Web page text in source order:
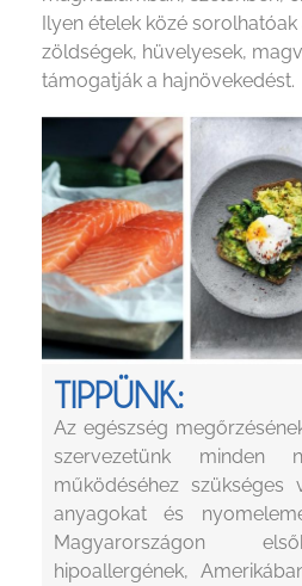
Ilyen ételek közé
zöldségek, hüvelyesek,
támogatják a hajnövekedést.
TIPPÜNK:
Az egészség
szervezetünk minden
működéséhez szükséges
anyagokat és
Magyarországon
hipoallergének,